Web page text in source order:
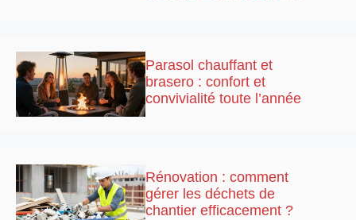
Parasol chauffant et
brasero : confort et
convivialité toute l’année
Rénovation : comment
gérer les déchets de
chantier efficacement ?